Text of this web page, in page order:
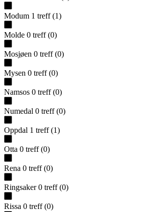
Modum 1 treff (1)
Molde 0 treff (0)
Mosjøen 0 treff (0)
Mysen 0 treff (0)
Namsos 0 treff (0)
Numedal 0 treff (0)
Oppdal 1 treff (1)
Otta 0 treff (0)
Rena 0 treff (0)
Ringsaker 0 treff (0)
Rissa 0 treff (0)